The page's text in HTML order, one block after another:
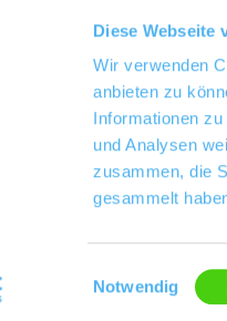
Diese Webseite
Wir verwenden
anbieten zu
Informationen
und Analysen
zusammen, die
gesammelt
Notwendig